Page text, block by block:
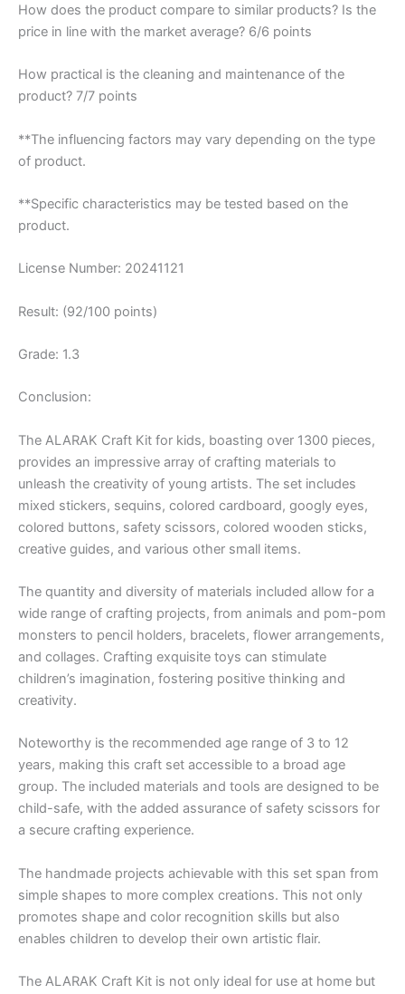
How does the product compare to similar products? Is the
price in line with the market average? 6/6 points
How practical is the cleaning and maintenance of the
product? 7/7 points
**The influencing factors may vary depending on the type
of product.
**Specific characteristics may be tested based on the
product.
License Number: 20241121
Result: (92/100 points)
Grade: 1.3
Conclusion:
The ALARAK Craft Kit for kids, boasting over 1300 pieces,
provides an impressive array of crafting materials to
unleash the creativity of young artists. The set includes
mixed stickers, sequins, colored cardboard, googly eyes,
colored buttons, safety scissors, colored wooden sticks,
creative guides, and various other small items.
The quantity and diversity of materials included allow for a
wide range of crafting projects, from animals and pom-pom
monsters to pencil holders, bracelets, flower arrangements,
and collages. Crafting exquisite toys can stimulate
children’s imagination, fostering positive thinking and
creativity.
Noteworthy is the recommended age range of 3 to 12
years, making this craft set accessible to a broad age
group. The included materials and tools are designed to be
child-safe, with the added assurance of safety scissors for
a secure crafting experience.
The handmade projects achievable with this set span from
simple shapes to more complex creations. This not only
promotes shape and color recognition skills but also
enables children to develop their own artistic flair.
The ALARAK Craft Kit is not only ideal for use at home but